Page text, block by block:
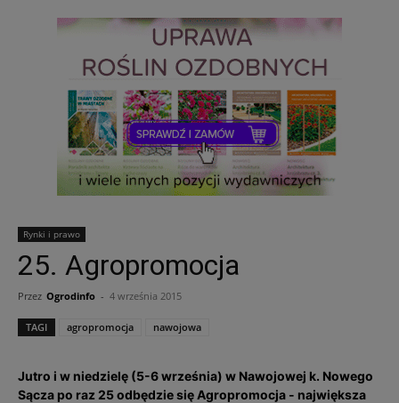
Rynki i prawo
25. Agropromocja
Przez Ogrodinfo - 4 września 2015
TAGI agropromocja nawojowa
Jutro i w niedzielę (5-6 września) w Nawojowej k. Nowego
Sącza po raz 25 odbędzie się Agropromocja - największa